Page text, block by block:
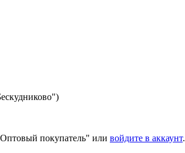
покупатель" или войдите в аккаунт.